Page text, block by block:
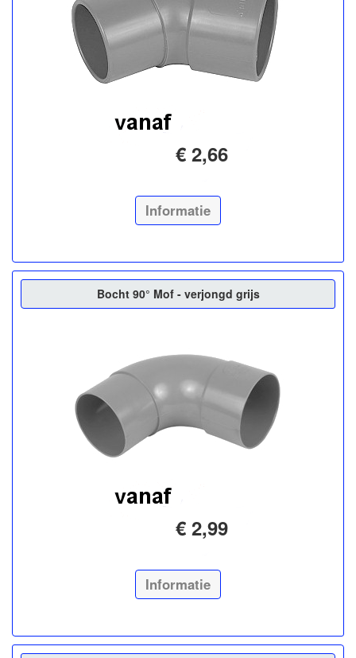
€ 2,66
Informatie
Bocht 90° Mof - verjongd grijs
€ 2,99
Informatie